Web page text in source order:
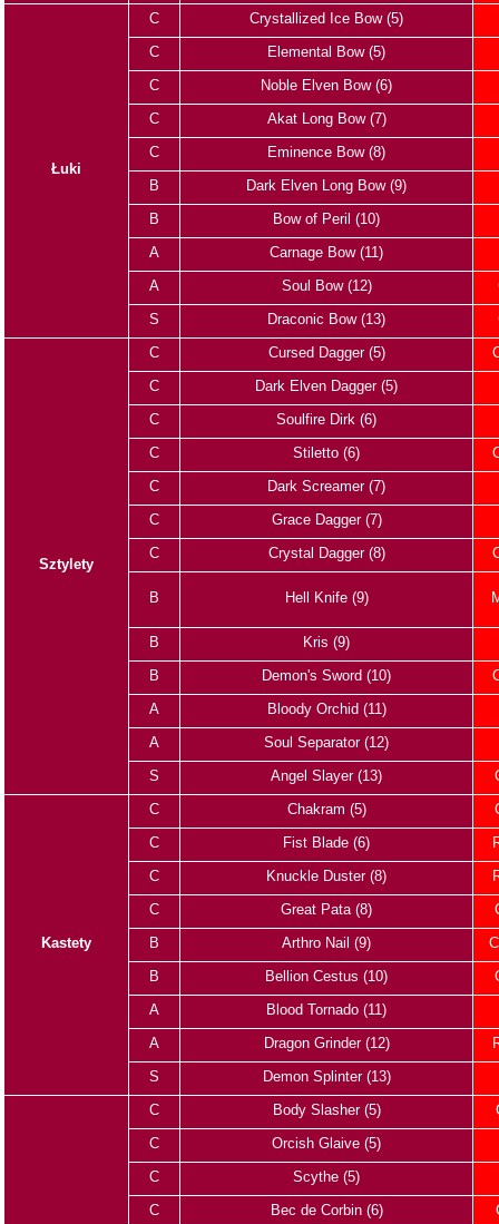
Łuki
C
Crystallized Ice Bow (5)
C
Elemental Bow (5)
C
Noble Elven Bow (6)
C
Akat Long Bow (7)
C
Eminence Bow (8)
B
Dark Elven Long Bow (9)
B
Bow of Peril (10)
A
Carnage Bow (11)
A
Soul Bow (12)
S
Draconic Bow (13)
Sztylety
C Cursed Dagger (5)
C
Dark Elven Dagger (5)
C
Soulfire Dirk (6)
C
Stiletto (6)
C
Dark Screamer (7)
C
Grace Dagger (7)
C
Crystal Dagger (8)
B Hell Knife (9)
B
Kris (9)
B
Demon's Sword (10)
A
Bloody Orchid (11)
A
Soul Separator (12)
S
Angel Slayer (13)
Kastety
C Chakram (5)
C
Fist Blade (6)
C
Knuckle Duster (8)
C
Great Pata (8)
B
Arthro Nail (9)
B
Bellion Cestus (10)
A
Blood Tornado (11)
A
Dragon Grinder (12)
S
Demon Splinter (13)
C Body Slasher (5)
C
Orcish Glaive (5)
C
Scythe (5)
C
Bec de Corbin (6)